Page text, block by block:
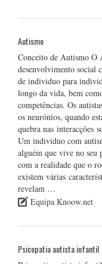
Autismo
Conceito de Autismo O
desenvolvimento social
de individuo para
longo da vida, bem
competências. Os
os neurónios, quando
quebra nas interacções
Um individuo com
alguém que vive no seu
com a realidade que o
existem várias
revelam …
Equipa Knoow.net
Psicopatia autista infantil